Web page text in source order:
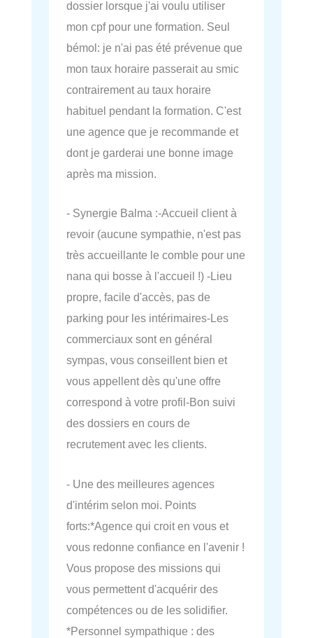
dossier lorsque j'ai voulu utiliser
mon cpf pour une formation. Seul
bémol: je n'ai pas été prévenue que
mon taux horaire passerait au smic
contrairement au taux horaire
habituel pendant la formation. C'est
une agence que je recommande et
dont je garderai une bonne image
après ma mission.
- Synergie Balma :-Accueil client à
revoir (aucune sympathie, n'est pas
très accueillante le comble pour une
nana qui bosse à l'accueil !) -Lieu
propre, facile d'accès, pas de
parking pour les intérimaires-Les
commerciaux sont en général
sympas, vous conseillent bien et
vous appellent dès qu'une offre
correspond à votre profil-Bon suivi
des dossiers en cours de
recrutement avec les clients.
- Une des meilleures agences
d'intérim selon moi. Points
forts:*Agence qui croit en vous et
vous redonne confiance en l'avenir !
Vous propose des missions qui
vous permettent d'acquérir des
compétences ou de les solidifier.
*Personnel sympathique : des